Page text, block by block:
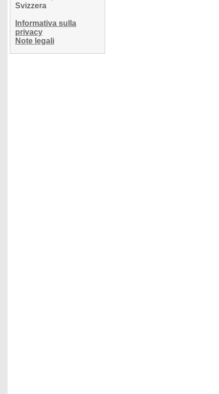
Svizzera
Informativa sulla
privacy
Note legali